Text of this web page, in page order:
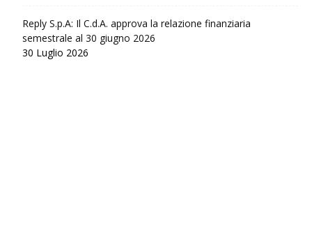
Reply S.p.A: Il C.d.A. approva la relazione finanziaria
semestrale al 30 giugno 2026
30 Luglio 2026